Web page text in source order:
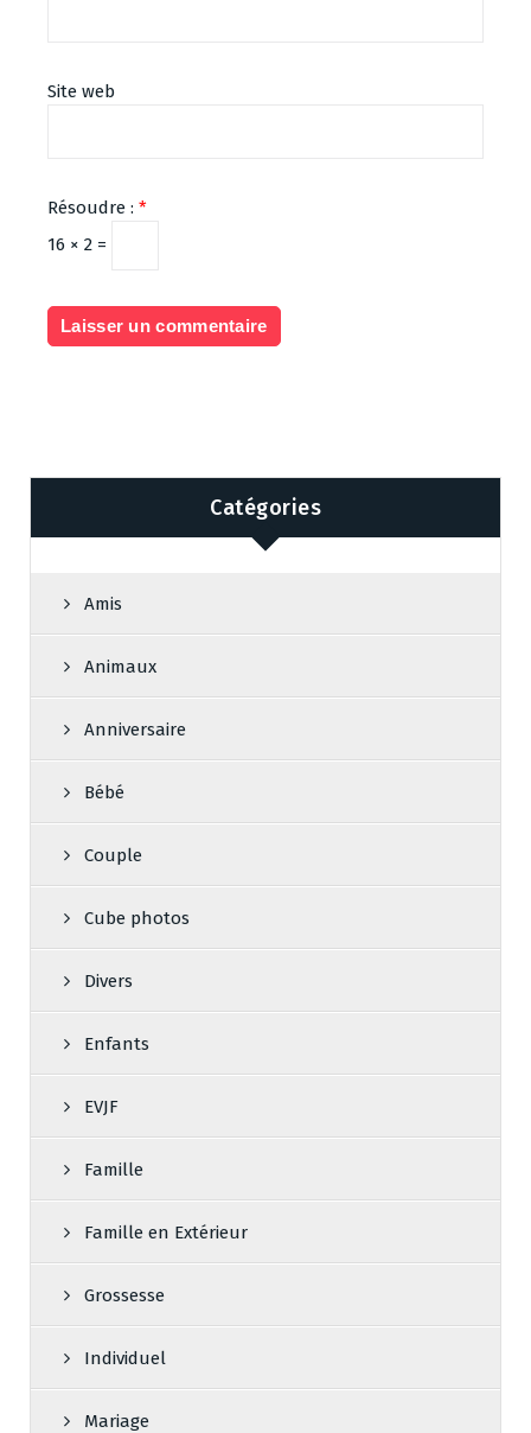
Site web
Résoudre : *
16 × 2 =
Catégories
Amis
Animaux
Anniversaire
Bébé
Couple
Cube photos
Divers
Enfants
EVJF
Famille
Famille en Extérieur
Grossesse
Individuel
Mariage